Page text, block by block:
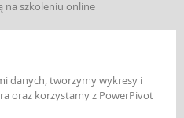
na szkoleniu online
danych, tworzymy wykresy i
oraz korzystamy z PowerPivot